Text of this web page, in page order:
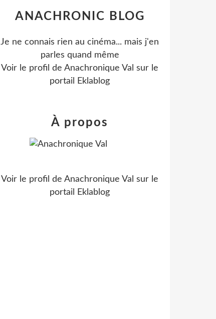
ANACHRONIC BLOG
Je ne connais rien au cinéma... mais j'en
parles quand même
Voir le profil de Anachronique Val sur le
portail Eklablog
À propos
Voir le profil de Anachronique Val sur le
portail Eklablog